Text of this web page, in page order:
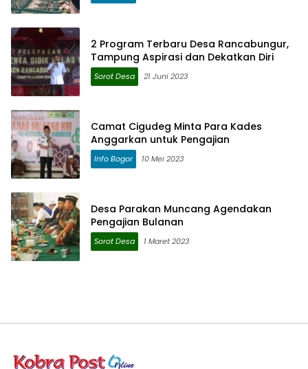
2 Program Terbaru Desa Rancabungur,
Tampung Aspirasi dan Dekatkan Diri
Sorot Desa 21 Juni 2023
Camat Cigudeg Minta Para Kades
Anggarkan untuk Pengajian
Info Bogor 10 Mei 2023
Desa Parakan Muncang Agendakan
Pengajian Bulanan
Sorot Desa 1 Maret 2023